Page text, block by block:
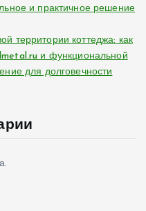
и практичное решение
территории коттеджа: как
и функциональной
для долговечности